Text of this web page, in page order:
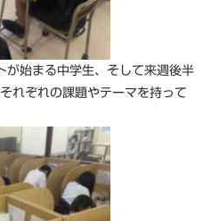
始まる中学生、そして来週後半
れぞれの課題やテーマを持って